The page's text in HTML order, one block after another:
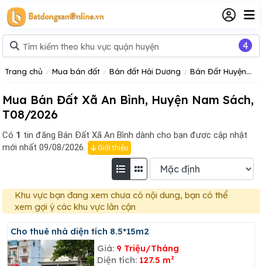
Trang chủ Mua bán đất Bán đất Hải Dương Bán Đất Huyện Nam Sách
Mua Bán Đất Xã An Bình, Huyện Nam Sách,
T08/2026
Có 1 tin đăng Bán Đất Xã An Bình dành cho bạn được cập nhật
mới nhất 09/08/2026.
Giới thiệu
Khu vực bạn đang xem chưa có nội dung, bạn có thể
xem gợi ý các khu vực lân cận
Cho thuê nhà diện tích 8.5*15m2
Giá: 9 Triệu/Tháng
Diện tích: 127.5 m²
4